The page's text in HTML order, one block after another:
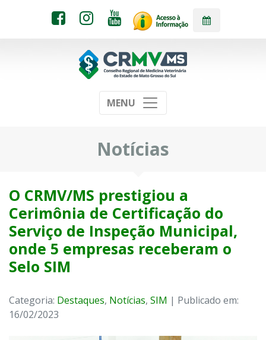
MENU
Notícias
O CRMV/MS prestigiou a
Cerimônia de Certificação do
Serviço de Inspeção Municipal,
onde 5 empresas receberam o
Selo SIM
Categoria: Destaques, Notícias, SIM | Publicado em:
16/02/2023